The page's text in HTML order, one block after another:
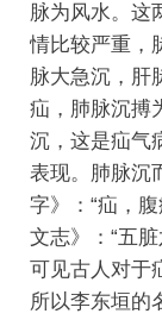
脉为风水。这
情比较严重，
脉大急沉，肝
疝，肺脉沉搏
沉，这是疝气
表现。肺脉沉
字》：“疝，
文志》：“五
可见古人对于
所以李东垣的